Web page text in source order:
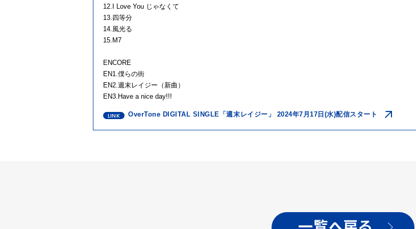
12.I Love You じゃなくて
13.四等分
14.風光る
15.M7
ENCORE
EN1.僕らの街
EN2.週末レイジー（新曲）
EN3.Have a nice day!!!
OverTone DIGITAL SINGLE「週末レイジー」 2024年7月17日(水)配信スタート